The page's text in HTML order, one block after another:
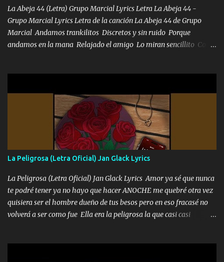
VIO POR LA FAMILIA PARA QUE SIGA EL LEGADO Es el DOS de
los HERMANOS un cerebro inteligente y com...
La Abeja 44 (Letra) Grupo Marcial Lyrics Letra La Abeja 44 -
Grupo Marcial Lyrics Letra de la canción La Abeja 44 de Grupo
Marcial Andamos trankilitos Discretos y sin ruido Porque
andamos en la mana Relajado el amigo Lo miran sencillito Con
coronamos Se jala los marciales Y sus guitarras ya van sonando
Un gallardo me prendo Para agarrar el vuelo y la mente y
tranquilizando Tomense un buen trago Y así es como empezamos
los versos que voy cantando (Music) A vido alta y bajas La carreta
se atora Pero nunca le aflojamos Ya me han pasado cosas Y
aunque ustedes no sepan Pero la vida es muy corta Hay que
echarle chingazos Y seguir trabajando porque nada es...
La Peligrosa (Letra Oficial) Jan Glack Lyrics
La Peligrosa (Letra Oficial) Jan Glack Lyrics Amor ya sé que nunca
te podré tener ya no hayo que hacer ANOCHE me quebré otra vez
quisiera ser el hombre dueño de tus besos pero en eso fracasé no
volverá a ser como fue Ella era la peligrosa la que casi casi